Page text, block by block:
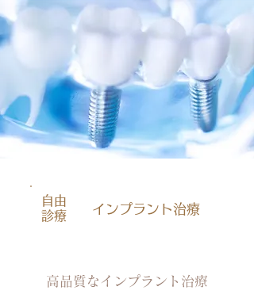
自由
診療
インプラント治療
高品質なインプラント治療